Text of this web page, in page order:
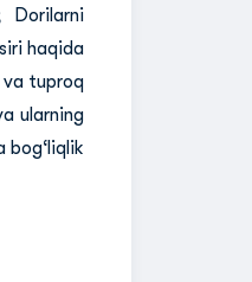
Dorilarni
haqida
va tuproq
ularning
bog‘liqlik